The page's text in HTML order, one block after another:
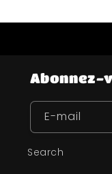
Abonnez-
E-mail
Search